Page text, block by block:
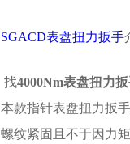
SGACD表盘扭力扳手
找4000Nm表盘扭力
本款指针表盘扭力扳
螺纹紧固且不于因力